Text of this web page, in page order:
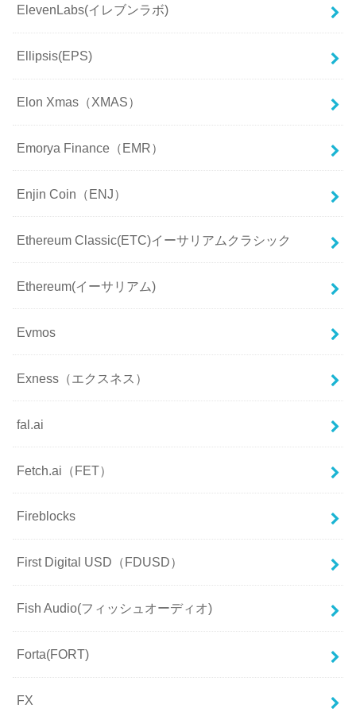
ElevenLabs(イレブンラボ)
Ellipsis(EPS)
Elon Xmas（XMAS）
Emorya Finance（EMR）
Enjin Coin（ENJ）
Ethereum Classic(ETC)イーサリアムクラシック
Ethereum(イーサリアム)
Evmos
Exness（エクスネス）
fal.ai
Fetch.ai（FET）
Fireblocks
First Digital USD（FDUSD）
Fish Audio(フィッシュオーディオ)
Forta(FORT)
FX